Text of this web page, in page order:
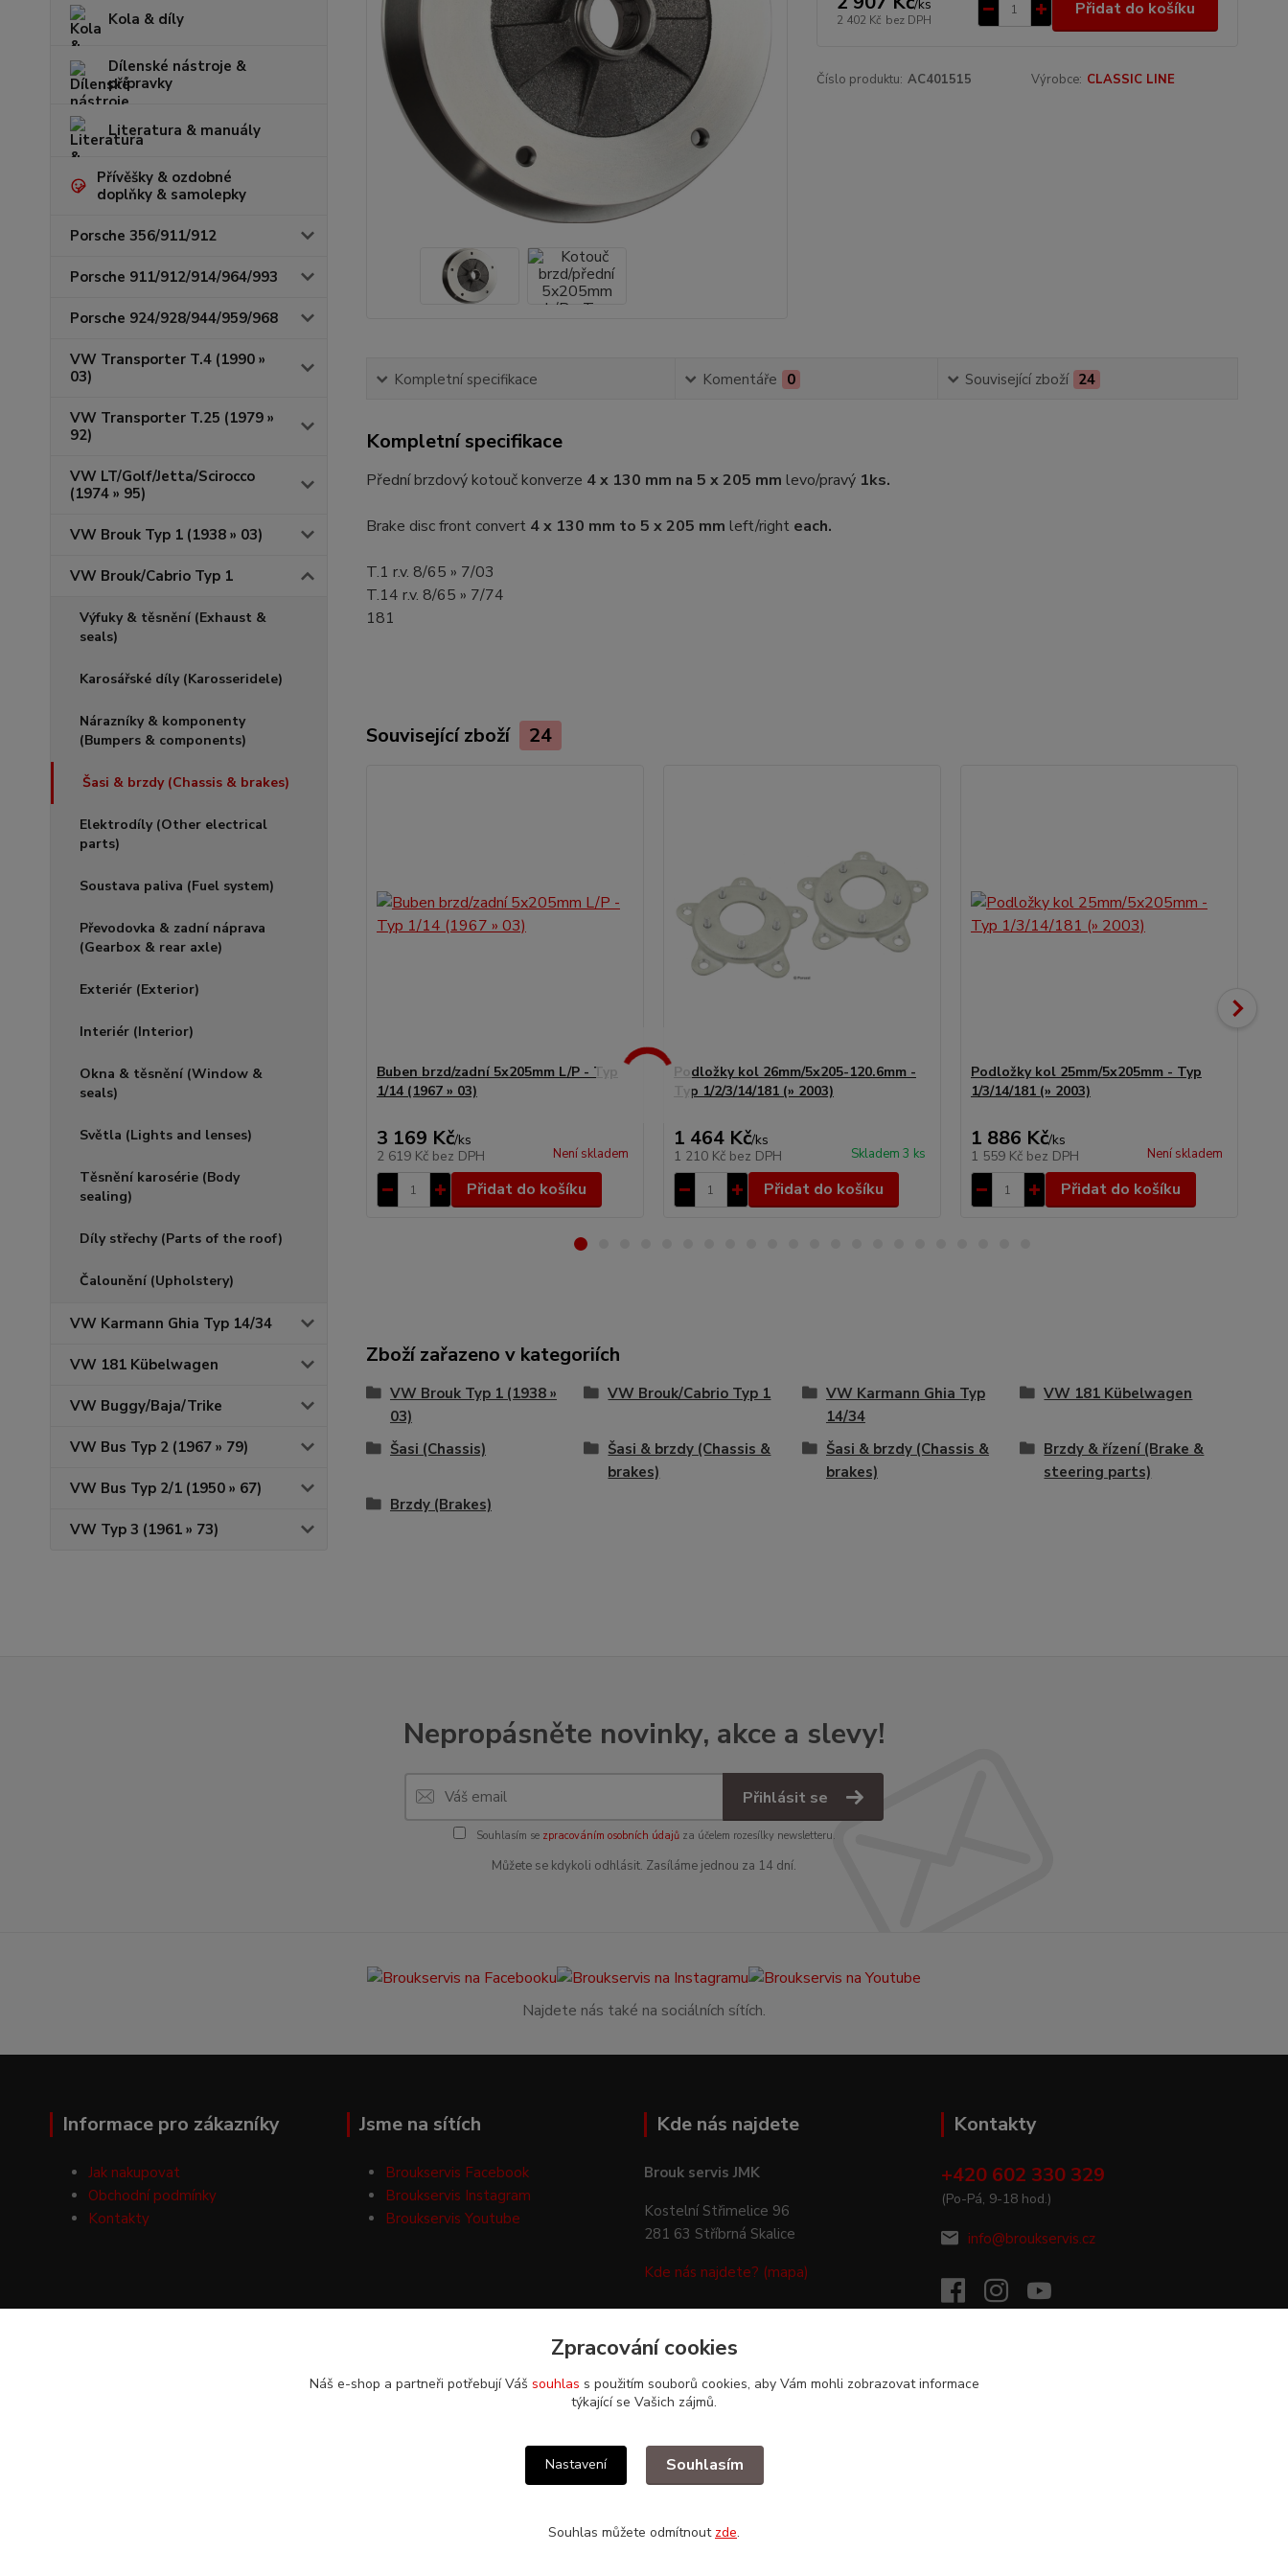
Kola & díly
Dílenské nástroje &
přípravky
Literatura & manuály
Přívěšky & ozdobné
doplňky & samolepky
Porsche 356/911/912
Porsche 911/912/914/964/993
Porsche 924/928/944/959/968
VW Transporter T.4 (1990 »
03)
VW Transporter T.25 (1979 »
92)
VW LT/Golf/Jetta/Scirocco
(1974 » 95)
VW Brouk Typ 1 (1938 » 03)
VW Brouk/Cabrio Typ 1
Výfuky & těsnění (Exhaust &
seals)
Karosářské díly (Karosseridele)
Nárazníky & komponenty
(Bumpers & components)
Šasi & brzdy (Chassis & brakes)
Elektrodíly (Other electrical
parts)
Soustava paliva (Fuel system)
Převodovka & zadní náprava
(Gearbox & rear axle)
Exteriér (Exterior)
Interiér (Interior)
Okna & těsnění (Window &
seals)
Světla (Lights and lenses)
Těsnění karosérie (Body
sealing)
Díly střechy (Parts of the roof)
Čalounění (Upholstery)
VW Karmann Ghia Typ 14/34
VW 181 Kübelwagen
VW Buggy/Baja/Trike
VW Bus Typ 2 (1967 » 79)
VW Bus Typ 2/1 (1950 » 67)
VW Typ 3 (1961 » 73)
/ks
2 402 Kč bez DPH
Přidat do košíku
Číslo produktu: AC401515 Výrobce: CLASSIC LINE
Kompletní specifikace Komentáře 0 Související zboží 24
Kompletní specifikace
Přední brzdový kotouč konverze 4 x 130 mm na 5 x 205 mm levo/pravý 1ks.
Brake disc front convert 4 x 130 mm to 5 x 205 mm left/right each.
T.1 r.v. 8/65 » 7/03
T.14 r.v. 8/65 » 7/74
181
Související zboží 24
Buben brzd/zadní 5x205mm L/P - Typ
1/14 (1967 » 03)
3 169 Kč/ks
2 619 Kč bez DPH Není skladem
Přidat do košíku
Podložky kol 26mm/5x205-120.6mm -
Typ 1/2/3/14/181 (» 2003)
1 464 Kč/ks
1 210 Kč bez DPH Skladem 3 ks
Přidat do košíku
Podložky kol 25mm/5x205mm - Typ
1/3/14/181 (» 2003)
1 886 Kč/ks
1 559 Kč bez DPH Není skladem
Přidat do košíku
Zboží zařazeno v kategoriích
VW Brouk Typ 1 (1938 »
03)
VW Brouk/Cabrio Typ 1
VW Karmann Ghia Typ
14/34
VW 181 Kübelwagen
Šasi (Chassis)
Šasi & brzdy (Chassis &
brakes)
Šasi & brzdy (Chassis &
brakes)
Brzdy & řízení (Brake &
steering parts)
Brzdy (Brakes)
Nepropásněte novinky, akce a slevy!
Přihlásit se
Souhlasím se zpracováním osobních údajůza účelem rozesílky newsletteru.
Můžete se kdykoli odhlásit. Zasíláme jednou za 14 dní.
Najdete nás také na sociálních sítích.
Informace pro zákazníky
Jak nakupovat
Obchodní podmínky
Kontakty
Jsme na sítích
Broukservis Facebook
Broukservis Instagram
Broukservis Youtube
Kde nás najdete
Brouk servis JMK
Kostelní Střimelice 96
281 63 Stříbrná Skalice
Kde nás najdete? (mapa)
Kontakty
+420 602 330 329
(Po-Pá, 9-18 hod.)
info@broukservis.cz
Upravit sběr cookies.
Zpracování cookies
Náš e-shop a partneři potřebují Váš souhlas s použitím souborů cookies, aby Vám mohli zobrazovat informace
týkající se Vašich zájmů.
Nastavení Souhlasím
Souhlas můžete odmítnout zde.